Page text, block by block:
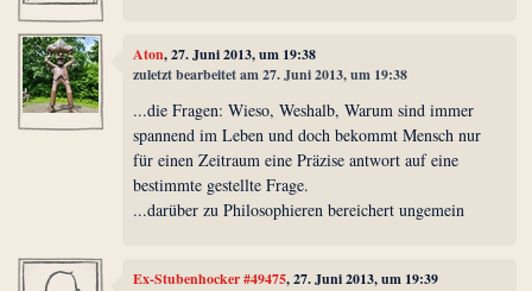
Aton, 27. Juni 2013, um 19:38
zuletzt bearbeitet am 27. Juni 2013, um 19:38
...die Fragen: Wieso, Weshalb, Warum sind immer
spannend im Leben und doch bekommt Mensch nur
für einen Zeitraum eine Präzise antwort auf eine
bestimmte gestellte Frage.
...darüber zu Philosophieren bereichert ungemein
Ex-Stubenhocker #49475, 27. Juni 2013, um 19:39